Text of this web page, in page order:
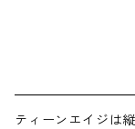
ティーンエイジは